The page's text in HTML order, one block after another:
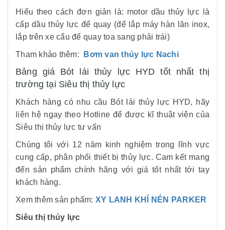
Hiểu theo cách đơn giản là: motor dầu thủy lực là
cấp dầu thủy lực để quay (để lắp máy hàn lăn inox,
lắp trên xe cẩu để quay toa sang phải trái)
Tham khảo thêm: Bơm van thủy lực Nachi
Bảng giá Bót lái thủy lực HYD tốt nhất thị
trường tại Siêu thị thủy lực
Khách hàng có nhu cầu Bót lái thủy lực HYD, hãy
liên hệ ngay theo Hotline để được kĩ thuật viên của
Siêu thị thủy lực tư vấn
Chúng tôi với 12 năm kinh nghiệm trong lĩnh vực
cung cấp, phân phối thiết bị thủy lực. Cam kết mang
đến sản phẩm chính hãng với giá tốt nhất tới tay
khách hàng.
Xem thêm sản phẩm: XY LANH KHÍ NÉN PARKER
Siêu thị thủy lực